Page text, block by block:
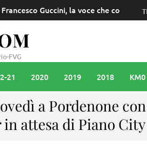
Guccini, la voce che
FVG
21 2020 2019 2018 KM0
a Pordenone
attesa di Piano City